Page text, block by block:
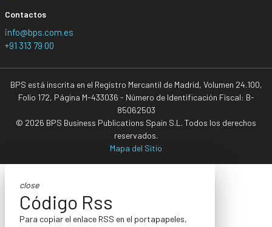
Contactos
info@bps.com.es
+91 313 79 00
BPS está inscrita en el Registro Mercantil de Madrid, Volumen 24.100,
Folio 172, Página M-433036 - Número de Identificación Fiscal: B-
85062503
© 2026 BPS Business Publications Spain S.L. Todos los derechos
reservados.
Mapa del Sitio
close
Código Rss
Para copiar el enlace RSS en el portapapeles,